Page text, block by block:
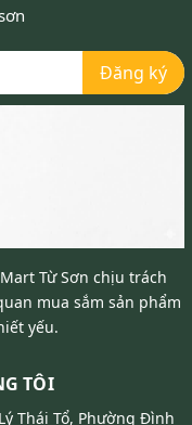
Đăng ký
Từ Sơn chịu trách
mua sắm sản phẩm
yếu.
TÔI
Thái Tổ, Phường Đình